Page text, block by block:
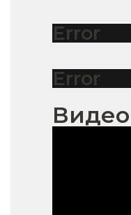
Error
Error
Видео